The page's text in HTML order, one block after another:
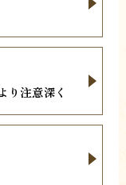
り注意深く